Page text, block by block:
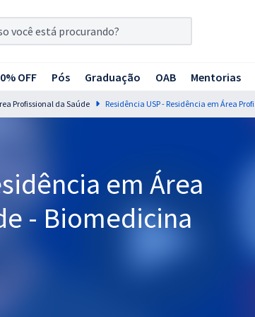
OFF Pós Graduação OAB Mentorias
Profissional da Saúde
em Área
- Biomedicina